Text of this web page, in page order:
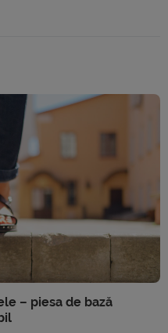
– piesa de bază